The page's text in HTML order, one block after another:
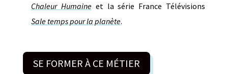
Chaleur Humaineet la série France Télévisions
Sale temps pour la planète.
SE FORMER À CE MÉTIER